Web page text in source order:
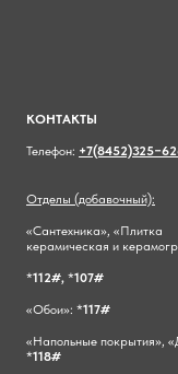
КОНТАКТЫ
Телефон:
Отделы (добавочный):
«Сантехника», «Плитка
керамическая и
*112#, *107#
«Обои»: *117#
«Напольные покрытия»,
*118#